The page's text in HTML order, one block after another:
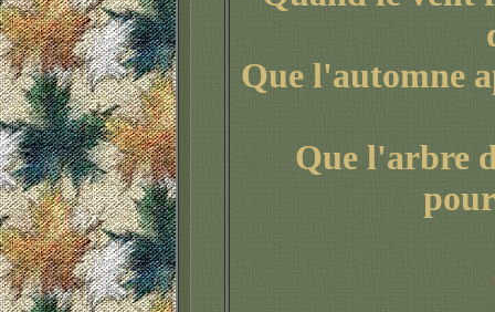
Que l'automne
Que l'arbre